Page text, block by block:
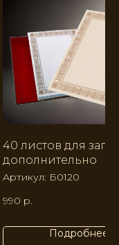
40 листов для
дополнительно
Артикул: Б0120
990 р.
Подробнее